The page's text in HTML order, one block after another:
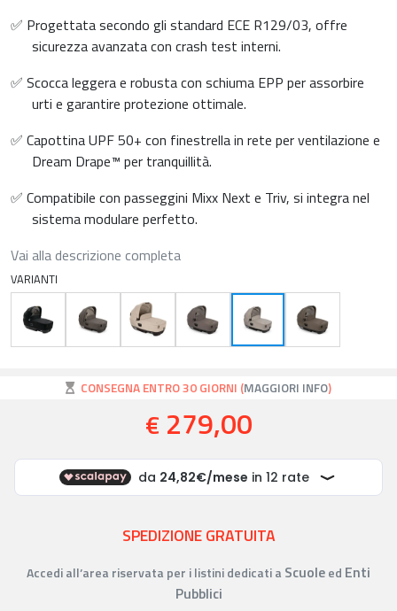
✅ Progettata secondo gli standard ECE R129/03, offre
sicurezza avanzata con crash test interni.
✅ Scocca leggera e robusta con schiuma EPP per assorbire
urti e garantire protezione ottimale.
✅ Capottina UPF 50+ con finestrella in rete per ventilazione e
Dream Drape™ per tranquillità.
✅ Compatibile con passeggini Mixx Next e Triv, si integra nel
sistema modulare perfetto.
Vai alla descrizione completa
VARIANTI
CONSEGNA ENTRO 30 GIORNI (MAGGIORI INFO)
€ 279,00
SPEDIZIONE GRATUITA
Accedi all’area riservata per i listini dedicati a Scuoleed Enti
Pubblici